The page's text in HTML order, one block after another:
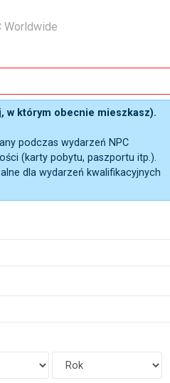
Worldwide
w którym obecnie mieszkasz).
podczas wydarzeń NPC
(karty pobytu, paszportu itp.).
dla wydarzeń kwalifikacyjnych